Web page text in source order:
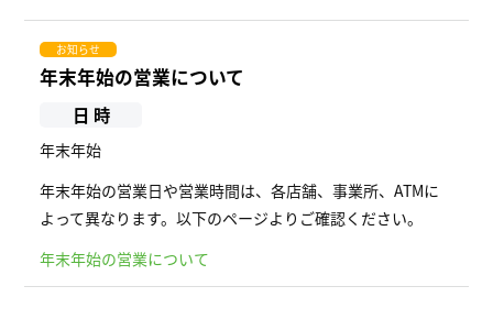
お知らせ
年末年始の営業について
日 時
年末年始
年末年始の営業日や営業時間は、各店舗、事業所、ATMに
よって異なります。以下のページよりご確認ください。
年末年始の営業について